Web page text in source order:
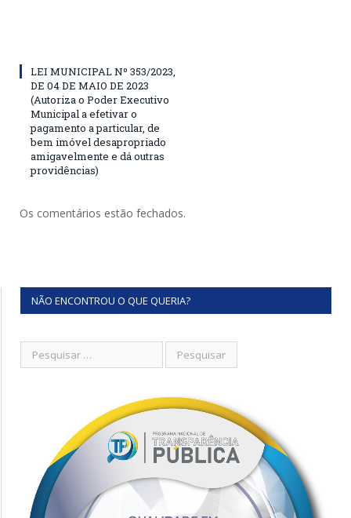
LEI MUNICIPAL Nº 353/2023,
DE 04 DE MAIO DE 2023
(Autoriza o Poder Executivo
Municipal a efetivar o
pagamento a particular, de
bem imóvel desapropriado
amigavelmente e dá outras
providências)
Os comentários estão fechados.
NÃO ENCONTROU O QUE QUERIA?